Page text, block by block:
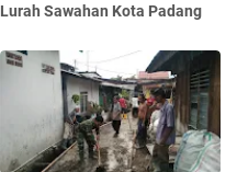
Lurah Sawahan Kota Padang